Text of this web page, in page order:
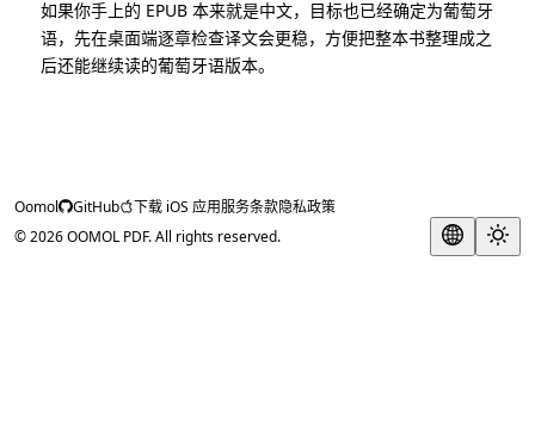
如果你手上的 EPUB 本来就是中文，目标也已经确定为葡萄牙
语，先在桌面端逐章检查译文会更稳，方便把整本书整理成之
后还能继续读的葡萄牙语版本。
Oomol GitHub 下载 iOS 应用服务条款隐私政策
© 2026 OOMOL PDF. All rights reserved.